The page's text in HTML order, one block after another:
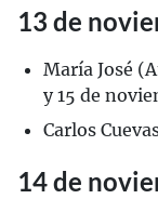
13 de
María José
y 15 de
Carlos
14 de